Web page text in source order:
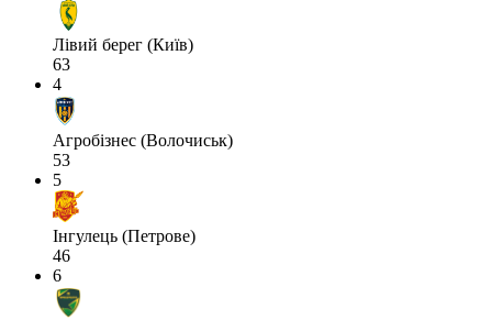
Лівий берег (Київ)
63
4
Агробізнес (Волочиськ)
53
5
Інгулець (Петрове)
46
6